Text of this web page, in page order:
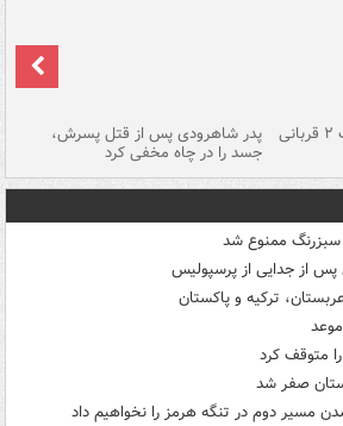
حادثه غرق‌شدگی در طاقانک ۲ قربانی پدر شاهرودی پس از قتل پسرش،
جسد را در چاه مخفی کرد
سبزرنگ ممنوع شد
از جدایی از پرسپولیس
ترکیه و پاکستان
را متوقف کرد
صفر شد
مسیر دوم در تنگه هرمز را نخواهیم داد